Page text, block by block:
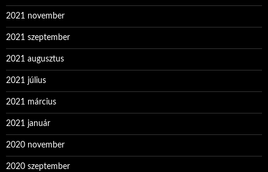
2021 november
2021 szeptember
2021 augusztus
2021 július
2021 március
2021 január
2020 november
2020 szeptember